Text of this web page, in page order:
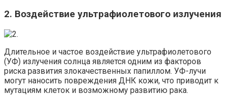
2. Воздействие ультрафиолетового излучения
Длительное и частое воздействие ультрафиолетового
(УФ) излучения солнца является одним из факторов
риска развития злокачественных папиллом. УФ-лучи
могут наносить повреждения ДНК кожи, что приводит к
мутациям клеток и возможному развитию рака.